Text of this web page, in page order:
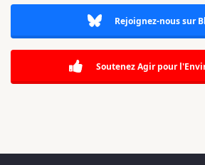
Rejoignez-nous sur
Soutenez Agir pour